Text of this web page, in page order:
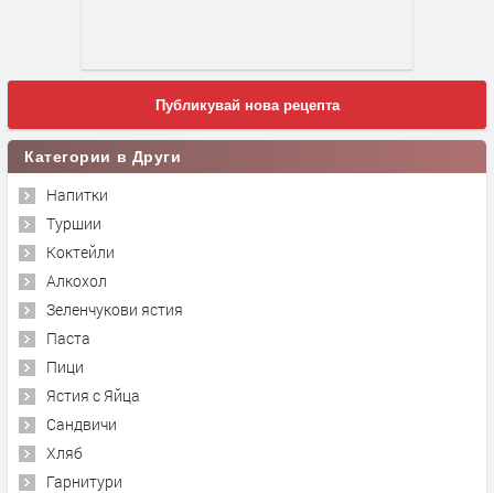
Публикувай нова рецепта
Категории в Други
Напитки
Туршии
Коктейли
Алкохол
Зеленчукови ястия
Паста
Пици
Ястия с Яйца
Сандвичи
Хляб
Гарнитури